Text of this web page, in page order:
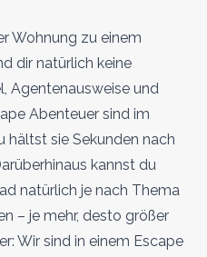
Wohnung zu einem
dir natürlich keine
Agentenausweise und
Abenteuer sind im
hältst sie Sekunden nach
kannst du
natürlich je nach Thema
– je mehr, desto größer
Wir sind in einem Escape